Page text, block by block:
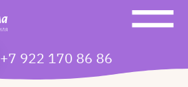
+7 922 170 86 86